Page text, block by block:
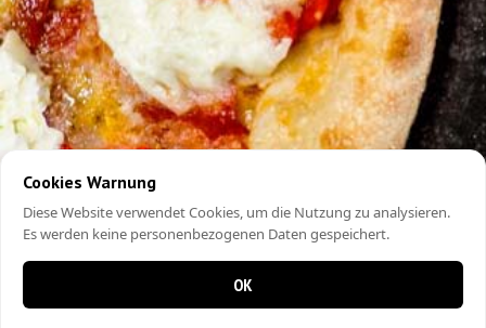
Cookies Warnung
Diese Website verwendet Cookies, um die Nutzung zu analysieren.
Es werden keine personenbezogenen Daten gespeichert.
OK